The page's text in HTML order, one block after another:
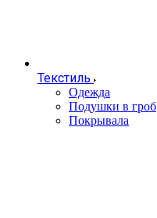
Текстиль
Одежда
Подушки в гроб
Покрывала